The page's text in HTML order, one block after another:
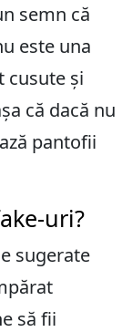
semn că
este una
cusute și
că dacă nu
pantofii
uri?
sugerate
să fii